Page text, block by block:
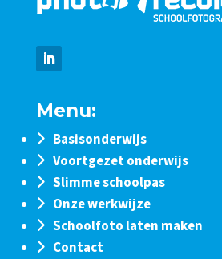
Menu:
Basisonderwijs
Voortgezet onderwijs
Slimme schoolpas
Onze werkwijze
Schoolfoto laten maken
Contact